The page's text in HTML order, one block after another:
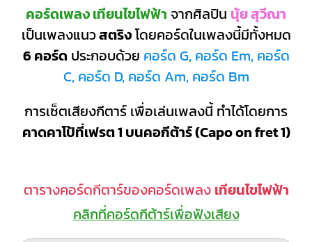
คอร์ดเพลง เทียนไขไฟฟ้า จากศิลปิน นุ้ย สุวีณา
เป็นเพลงแนวสตริงโดยคอร์ดในเพลงนี้มีทั้งหมด
6 คอร์ด ประกอบด้วย คอร์ด G, คอร์ด Em, คอร์ด
C, คอร์ด D, คอร์ด Am, คอร์ด Bm
การเซ็ตเสียงกีตาร์ เพื่อเล่นเพลงนี้ ทำได้โดยการ
คาดคาโป้ที่เฟรต 1 บนคอกีต้าร์ (Capo on fret 1)
ตารางคอร์ดกีตาร์ของคอร์ดเพลง เทียนไขไฟฟ้า
คลิกที่คอร์ดกีต้าร์เพื่อฟังเสียง